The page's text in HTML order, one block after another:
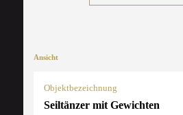
Ansicht
Objektbezeichnung
Seiltänzer mit Gewichten